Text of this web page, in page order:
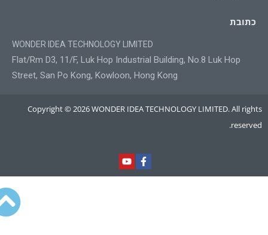
כתובת
WONDER IDEA TECHNOLOGY LIMITED
Flat/Rm D3, 11/F, Luk Hop Industrial Building, No.8 Luk Hop
Street, San Po Kong, Kowloon, Hong Kong
Copyright © 2026 WONDER IDEA TECHNOLOGY LIMITED. All rights
reserved.